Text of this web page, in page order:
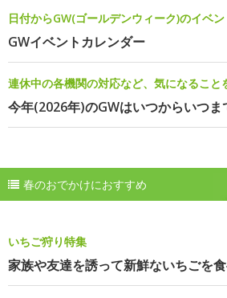
日付からGW(ゴールデンウィーク)のイベ
GWイベントカレンダー
連休中の各機関の対応など、気になること
今年(2026年)のGWはいつからいつま
春のおでかけにおすすめ
いちご狩り特集
家族や友達を誘って新鮮ないちごを